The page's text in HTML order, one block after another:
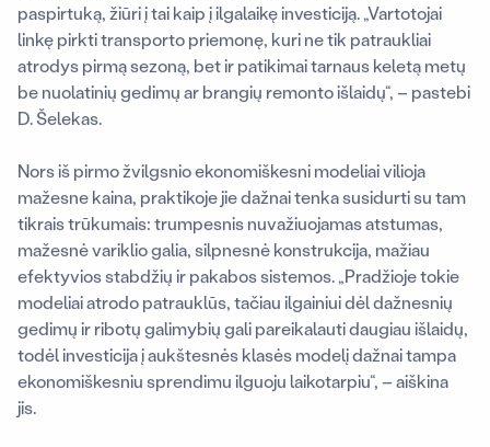
paspirtuką, žiūri į tai kaip į ilgalaikę investiciją.„Vartotojai
linkę pirkti transporto priemonę, kuri ne tik patraukliai
atrodys pirmą sezoną, bet ir patikimai tarnaus keletą metų
be nuolatinių gedimų ar brangių remonto išlaidų“, – pastebi
D. Šelekas.
Nors iš pirmo žvilgsnio ekonomiškesni modeliai vilioja
mažesne kaina, praktikoje jie dažnai tenka susidurti su tam
tikrais trūkumais: trumpesnis nuvažiuojamas atstumas,
mažesnė variklio galia, silpnesnė konstrukcija, mažiau
efektyvios stabdžių ir pakabos sistemos. „Pradžioje tokie
modeliai atrodo patrauklūs, tačiau ilgainiui dėl dažnesnių
gedimų ir ribotų galimybių gali pareikalauti daugiau išlaidų,
todėl investicija į aukštesnės klasės modelį dažnai tampa
ekonomiškesniu sprendimu ilguoju laikotarpiu“, – aiškina
jis.